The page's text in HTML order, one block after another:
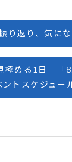
り返り、気に
極める1日 「
トスケジュー